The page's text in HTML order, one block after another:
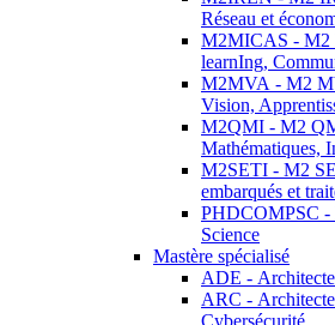
Réseau et
M2MICAS - M2
learnIng,
M2MVA - M2
Vision,
M2QMI - M2
Mathématiques,
M2SETI - M2
embarqués et
PHDCOMPSC -
Science
Mastère spécialisé
ADE -
ARC -
Cybersécurité